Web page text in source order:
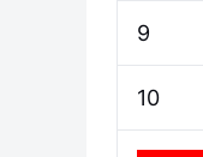
9
10